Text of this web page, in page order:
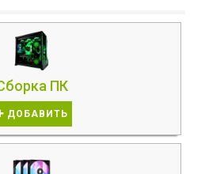
ПК
ДОБАВИТЬ